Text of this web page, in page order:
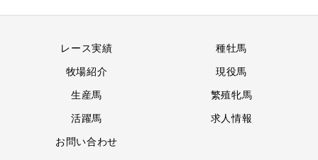
レース実績 種牡馬
牧場紹介 現役馬
生産馬 繁殖牝馬
活躍馬 求人情報
お問い合わせ